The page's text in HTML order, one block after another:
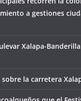
a gestiones
Xalapa-
la carretera